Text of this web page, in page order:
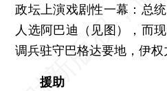
政坛上演戏剧性一幕：总
人选阿巴迪（见图），而
调兵驻守巴格达要地，伊权
援助